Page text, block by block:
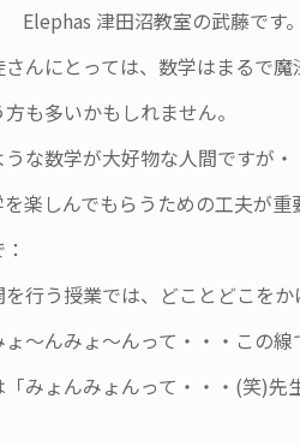
Elephas 津田沼教室の武藤です。
んにとっては、数学はまるで魔
も多いかもしれません。
うな数学が大好物な人間ですが・
楽しんでもらうための工夫が重
行う授業では、どことどこを
～んみょ～んって・・・この
みょんみょんって・・・(笑)